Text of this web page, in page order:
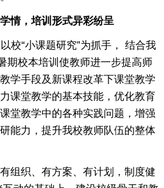
情，培训形式异彩纷呈
“小课题研究”为抓手， 结合我
期校本培训使教师进一步提高师
学手段及新课程改革下课堂教学
课堂教学的基本技能，优化教育
堂教学中的各种实践问题，增强
能力，提升我校教师队伍的整体
织、有方案、有计划，制度健